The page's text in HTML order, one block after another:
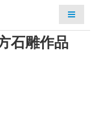
检索
石雕作品